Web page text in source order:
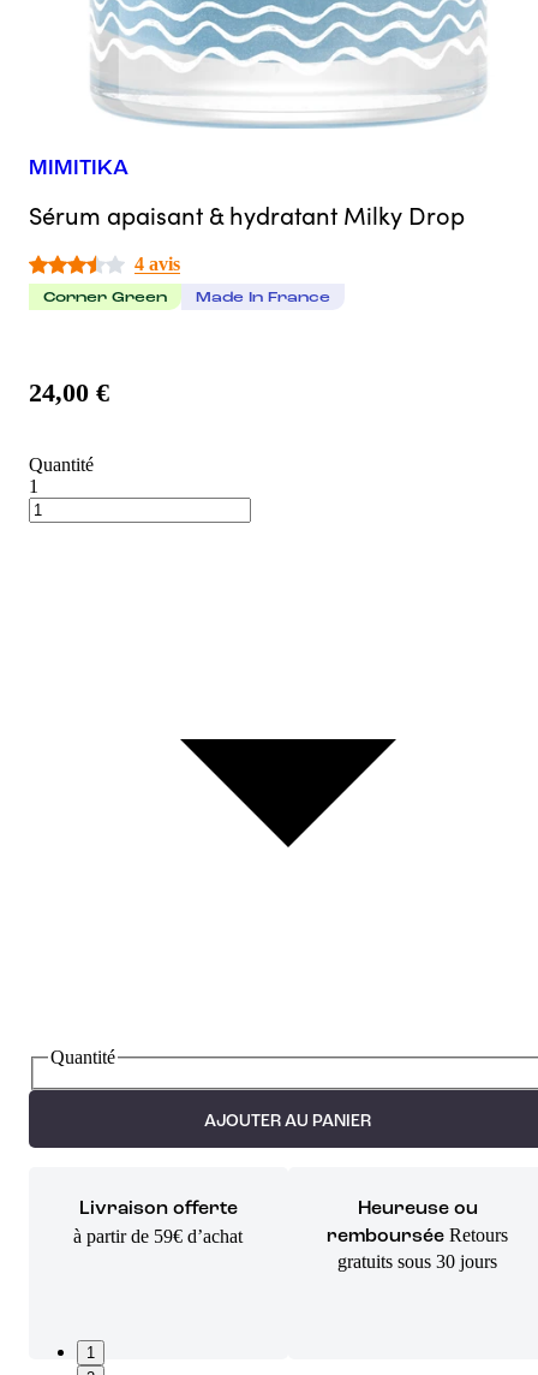
MIMITIKA
Sérum apaisant & hydratant Milky Drop
4 avis
Corner Green Made In France
24,00 €
Quantité
1
Quantité
AJOUTER AU PANIER
Livraison offerte
à partir de 59€ d’achat
Heureuse ou
remboursée Retours
gratuits sous 30 jours
1